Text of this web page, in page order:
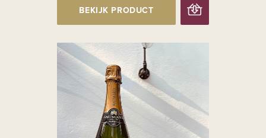
BEKIJK PRODUCT